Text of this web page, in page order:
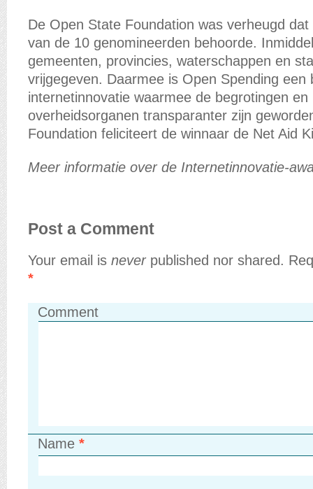
De Open State Foundation was verheugd
van de 10 genomineerden behoorde.
gemeenten, provincies, waterschappen en
vrijgegeven. Daarmee is Open Spending een
internetinnovatie waarmee de begrotingen en
overheidsorganen transparanter zijn
Foundation feliciteert de winnaar de Net Aid
Meer informatie over de Internetinnovatie-
Post a Comment
Your email is neverpublished nor shared.
*
Comment
Name *